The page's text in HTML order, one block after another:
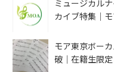
ミュージカル
カイブ特集｜
モア東京ボー
破｜在籍生限